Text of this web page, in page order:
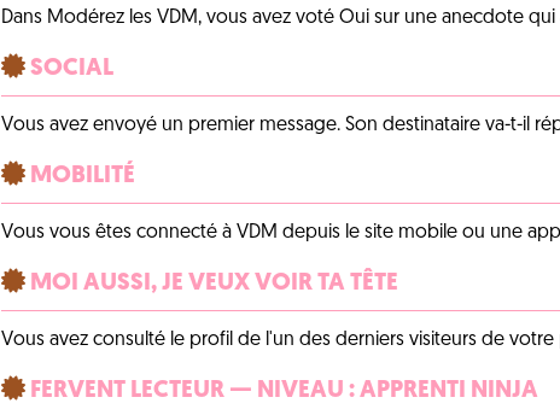
Dans Modérez les VDM, vous avez voté Oui sur une anecdote
SOCIAL
Vous avez envoyé un premier message. Son destinataire va-t-il
MOBILITÉ
Vous vous êtes connecté à VDM depuis le site mobile ou une
MOI AUSSI, JE VEUX VOIR TA TÊTE
Vous avez consulté le profil de l'un des derniers visiteurs de votre
FERVENT LECTEUR — NIVEAU : APPRENTI NINJA